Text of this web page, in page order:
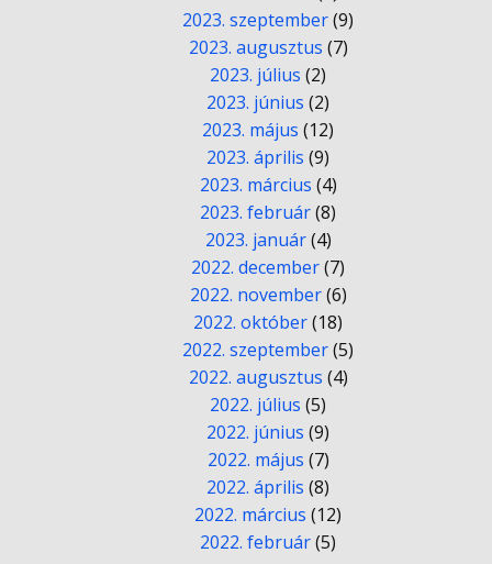
2023. szeptember(9)
2023. augusztus (7)
2023. július (2)
2023. június (2)
2023. május (12)
2023. április (9)
2023. március (4)
2023. február(8)
2023. január(4)
2022. december(7)
2022. november(6)
2022. október(18)
2022. szeptember(5)
2022. augusztus (4)
2022. július (5)
2022. június (9)
2022. május (7)
2022. április (8)
2022. március (12)
2022. február(5)